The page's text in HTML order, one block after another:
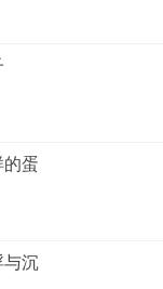
的蛋
与沉